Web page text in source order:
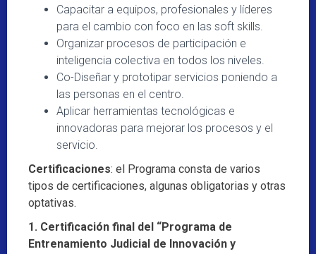
Capacitar a equipos, profesionales y líderes
para el cambio con foco en las soft skills.
Organizar procesos de participación e
inteligencia colectiva en todos los niveles.
Co-Diseñar y prototipar servicios poniendo a
las personas en el centro.
Aplicar herramientas tecnológicas e
innovadoras para mejorar los procesos y el
servicio.
Certificaciones: el Programa consta de varios
tipos de certificaciones, algunas obligatorias y otras
optativas.
1. Certificación final del “Programa de
Entrenamiento Judicial de Innovación y